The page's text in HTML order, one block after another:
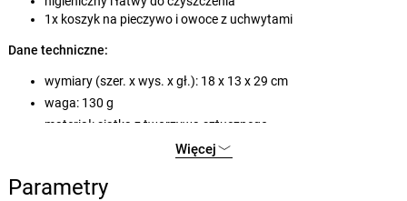
1x koszyk na pieczywo i owoce z uchwytami
Dane techniczne:
wymiary (szer. x wys. x gł.): 18 x 13 x 29 cm
waga: 130 g
materiał: siatka z tworzywa sztucznego
Więcej
Parametry